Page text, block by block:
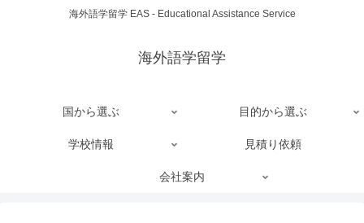
海外語学留学 EAS - Educational Assistance Service
海外語学留学
国から選ぶ 目的から選ぶ
学校情報 見積り依頼
会社案内